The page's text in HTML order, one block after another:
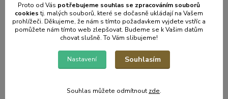
Proto od Vás potřebujeme souhlas se zpracováním souborů
cookiestj. malých souborů, které se dočasně ukládají na Vašem
prohlížeči. Děkujeme, že nám s tímto požadavkem vyjdete vstříc a
pomůžete nám tímto web zlepšovat. Budeme se k Vašim datům
chovat slušně. To Vám slibujeme!
Nastavení Souhlasím
Souhlas můžete odmítnout zde.